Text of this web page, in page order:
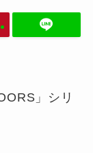
」シリ